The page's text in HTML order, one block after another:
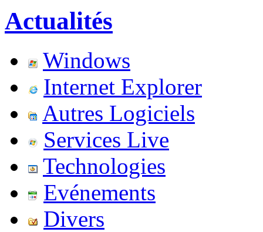
Actualités
Windows
Internet Explorer
Autres Logiciels
Services Live
Technologies
Evénements
Divers